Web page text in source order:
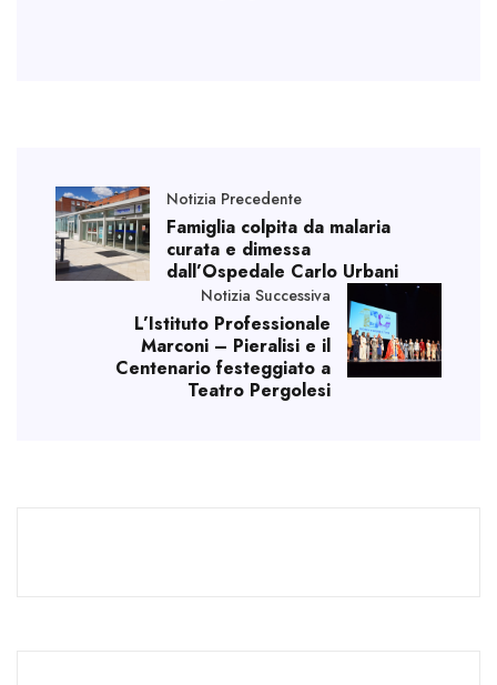
Notizia Precedente
Famiglia colpita da malaria
curata e dimessa
dall’Ospedale Carlo Urbani
Notizia Successiva
L’Istituto Professionale
Marconi – Pieralisi e il
Centenario festeggiato a
Teatro Pergolesi